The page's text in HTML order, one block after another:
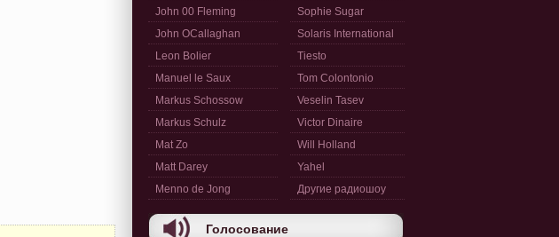
John 00 Fleming
John OCallaghan
Leon Bolier
Manuel le Saux
Markus Schossow
Markus Schulz
Mat Zo
Matt Darey
Menno de Jong
Sophie Sugar
Solaris International
Tiesto
Tom Colontonio
Veselin Tasev
Victor Dinaire
Will Holland
Yahel
Другие радиошоу
Голосование